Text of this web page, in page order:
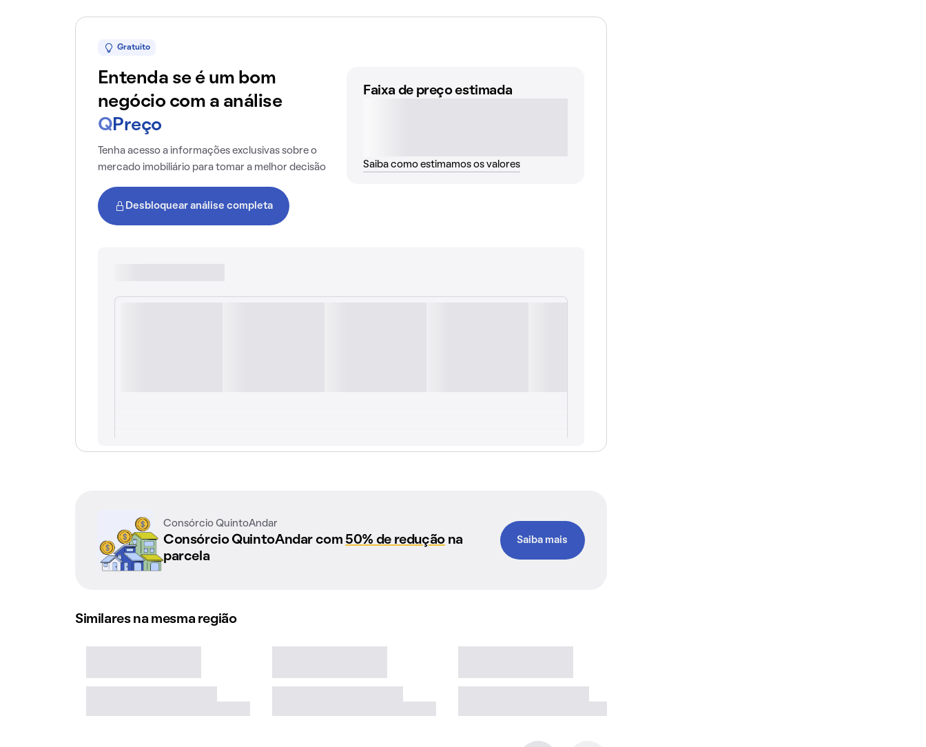
Gratuito
Entenda se é um bom
negócio com a análise
Q Preço
Tenha acesso a informações exclusivas sobre o
mercado imobiliário para tomar a melhor decisão
Desbloquear análise completa
Faixa de preço estimada
Saiba como estimamos os valores
Consórcio QuintoAndar
Consórcio QuintoAndar com 50% de reduçãona
parcela
Saiba mais
Similares na mesma região